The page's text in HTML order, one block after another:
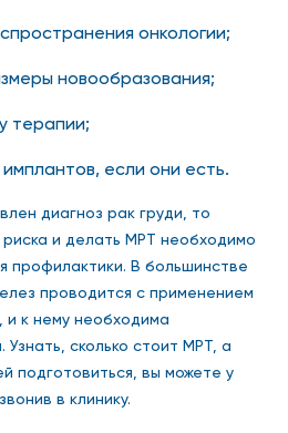
онкологии;
новообразования;
терапии;
если они есть.
диагноз рак груди, то
риска и делать МРТ необходимо
профилактики. В большинстве
проводится с применением
и к нему необходима
Узнать, сколько стоит МРТ, а
подготовиться, вы можете у
в клинику.